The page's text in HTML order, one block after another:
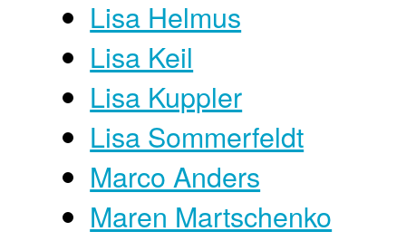
Lisa Helmus
Lisa Keil
Lisa Kuppler
Lisa Sommerfeldt
Marco Anders
Maren Martschenko